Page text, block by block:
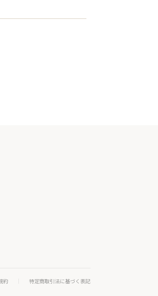
約 特定商取引法に基づく表記